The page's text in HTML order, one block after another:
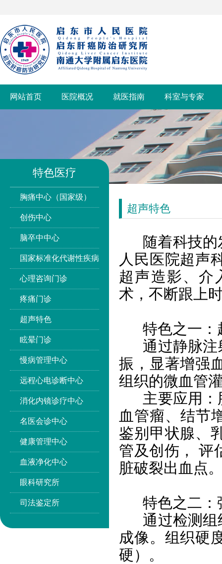
网站首页 医院概况 就医指南 科室与专家
特色医疗
胸痛中心（国家级）
创伤中心
脑卒中中心
国家标准化代谢性疾病
心理咨询门诊
疼痛门诊
超声特色
眩晕门诊
慢病管理中心
远程心电诊断中心
消化内镜诊疗中心
名医会诊中心
健康管理中心
血液净化中心
眼科研究所
司法鉴定所
超声特色
随着科技的
人民医院超声
超声造影、介
术，不断跟上
特色之一：
通过静脉
振，显著增强
组织的微血管
主要应用
血管瘤、结节
鉴别甲状腺、
管及创伤， 评
脏破裂出血点
特色之二：
通过检测
成像。组织硬
硬）。